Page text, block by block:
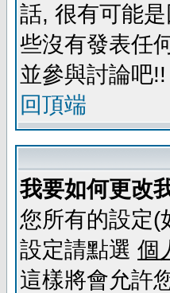
話, 很有可能
些沒有發表任
並參與討論吧!!
回頂端
我要如何更改
您所有的設定(
設定請點選 個
這樣將會允許